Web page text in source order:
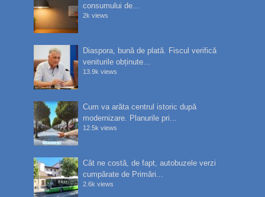
consumului de...
2k views
Diaspora, bună de plată. Fiscul verifică
veniturile obținute...
13.9k views
Cum va arăta centrul istoric după
modernizare. Planurile pri...
12.5k views
Cât ne costă, de fapt, autobuzele verzi
cumpărate de Primări...
2.6k views